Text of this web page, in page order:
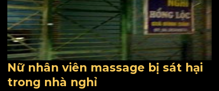
Nữ nhân viên massage bị sát hại
trong nhà nghỉ